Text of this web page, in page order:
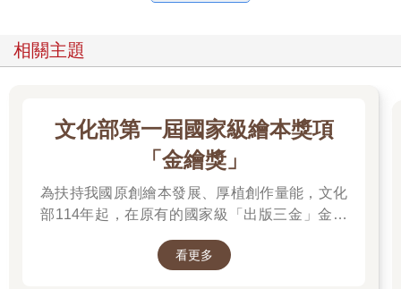
相關主題
文化部第一屆國家級繪本獎項
「金繪獎」
為扶持我國原創繪本發展、厚植創作量能，文化
部114年起，在原有的國家級「出版三金」金鼎
促進台灣圖文出版的多元發展。獎項分為「特別
看更多